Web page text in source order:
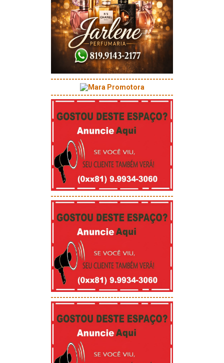
-----------------------------------------
-----------------------------------------
-----------------------------------------
-----------------------------------------